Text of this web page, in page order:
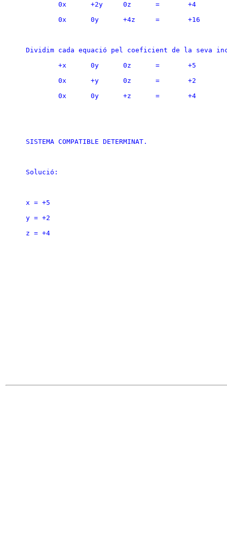
	0x	+2y	0z	=	+4
	0x	0y	+4z	=	+16
Dividim cada equació pel coeficient de la seva
	+x	0y	0z	=	+5
	0x	+y	0z	=	+2
	0x	0y	+z	=	+4
SISTEMA COMPATIBLE DETERMINAT.
Solució:
x = +5
y = +2
z = +4